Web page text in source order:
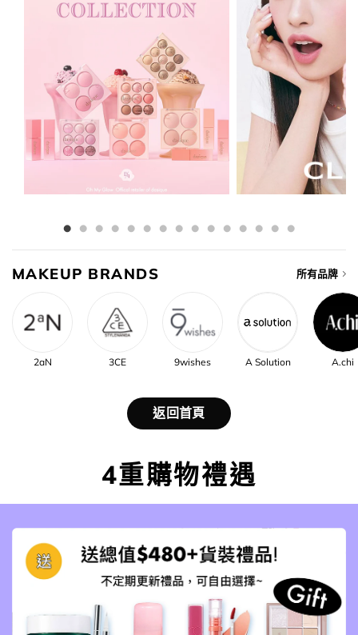
MAKEUP BRANDS 所有品牌
2aN 3CE 9wishes A Solution A.chi
返回首頁
4重購物禮遇